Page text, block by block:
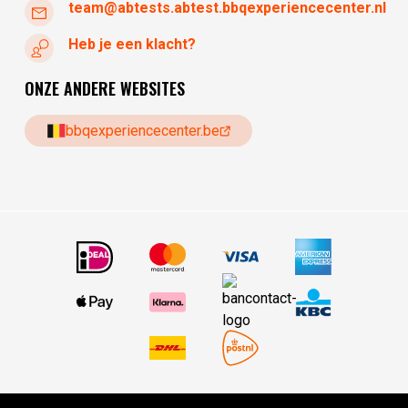
team@abtests.abtest.bbqexperiencecenter.nl
Heb je een klacht?
ONZE ANDERE WEBSITES
bbqexperiencecenter.be